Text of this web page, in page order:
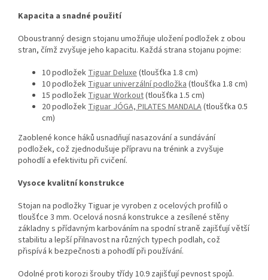
Kapacita a snadné použití
Oboustranný design stojanu umožňuje uložení podložek z obou
stran, čímž zvyšuje jeho kapacitu. Každá strana stojanu pojme:
10 podložek Tiguar Deluxe (tloušťka 1.8 cm)
10 podložek Tiguar univerzální podložka (tloušťka 1.8 cm)
15 podložek Tiguar Workout(tloušťka 1.5 cm)
20 podložek Tiguar JÓGA, PILATES MANDALA(tloušťka 0.5
cm)
Zaoblené konce háků usnadňují nasazování a sundávání
podložek, což zjednodušuje přípravu na trénink a zvyšuje
pohodlí a efektivitu při cvičení.
Vysoce kvalitní konstrukce
Stojan na podložky Tiguar je vyroben z ocelových profilů o
tloušťce 3 mm. Ocelová nosná konstrukce a zesílené stěny
základny s přídavným karbováním na spodní straně zajišťují větší
stabilitu a lepší přilnavost na různých typech podlah, což
přispívá k bezpečnosti a pohodlí při používání.
Odolné proti korozi šrouby třídy 10.9 zajišťují pevnost spojů.